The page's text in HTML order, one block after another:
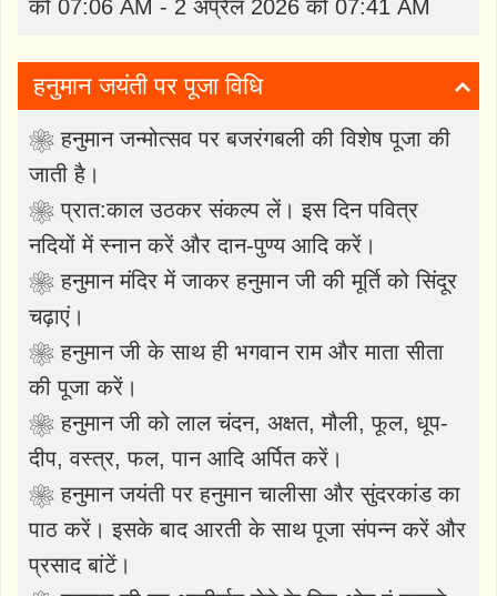
को 07:06 AM - 2 अप्रैल 2026 को 07:41 AM
हनुमान जयंती पर पूजा विधि
❀ हनुमान जन्मोत्सव पर बजरंगबली की विशेष पूजा की
जाती है।
❀ प्रात:काल उठकर संकल्प लें। इस दिन पवित्र
नदियों में स्नान करें और दान-पुण्य आदि करें।
❀ हनुमान मंदिर में जाकर हनुमान जी की मूर्ति को सिंदूर
चढ़ाएं।
❀ हनुमान जी के साथ ही भगवान राम और माता सीता
की पूजा करें।
❀ हनुमान जी को लाल चंदन, अक्षत, मौली, फूल, धूप-
दीप, वस्त्र, फल, पान आदि अर्पित करें।
❀ हनुमान जयंती पर हनुमान चालीसा और सुंदरकांड का
पाठ करें। इसके बाद आरती के साथ पूजा संपन्न करें और
प्रसाद बांटें।